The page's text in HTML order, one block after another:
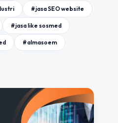
#jasa SEO website
#jasa like sosmed
#almasoem